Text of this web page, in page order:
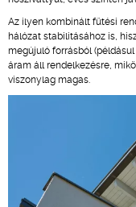
Az ilyen kombinált fűtési
hálózat stabilitásához is,
megújuló forrásból
áram áll rendelkezésre,
viszonylag magas.